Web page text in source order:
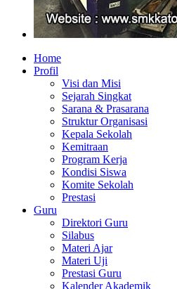
Home
Profil
Visi dan Misi
Sejarah Singkat
Sarana & Prasarana
Struktur Organisasi
Kepala Sekolah
Kemitraan
Program Kerja
Kondisi Siswa
Komite Sekolah
Prestasi
Guru
Direktori Guru
Silabus
Materi Ajar
Materi Uji
Prestasi Guru
Kalender Akademik